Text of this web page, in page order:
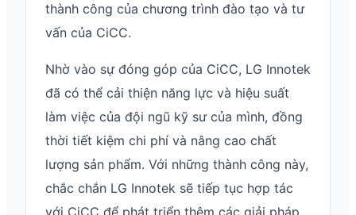
thành công của chương trình đào tạo và tư
vấn của CiCC.
Nhờ vào sự đóng góp của CiCC, LG Innotek
đã có thể cải thiện năng lực và hiệu suất
làm việc của đội ngũ kỹ sư của mình, đồng
thời tiết kiệm chi phí và nâng cao chất
lượng sản phẩm. Với những thành công này,
chắc chắn LG Innotek sẽ tiếp tục hợp tác